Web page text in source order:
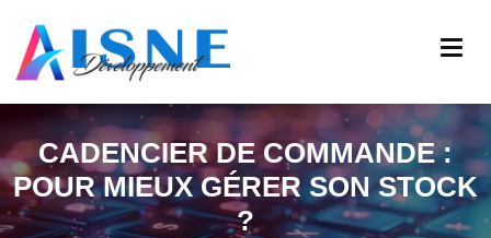
CADENCIER DE COMMANDE :
POUR MIEUX GÉRER SON STOCK
?